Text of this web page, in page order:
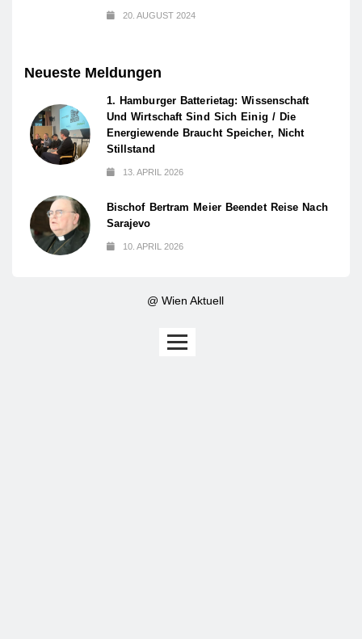
20. AUGUST 2024
Neueste Meldungen
1. Hamburger Batterietag: Wissenschaft
Und Wirtschaft Sind Sich Einig / Die
Energiewende Braucht Speicher, Nicht
Stillstand
13. APRIL 2026
Bischof Bertram Meier Beendet Reise Nach
Sarajevo
10. APRIL 2026
@ Wien Aktuell